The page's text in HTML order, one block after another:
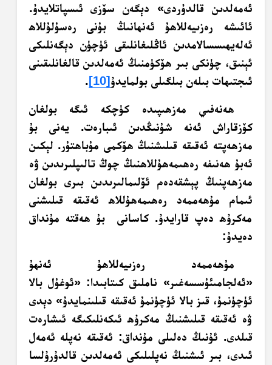
ئەمەلدىن قالدۇردى» دېگەن سۆزى ئىسپاتلايدۇ.
ئائىشە رەزىيەللاھۇ ئەنھانىڭ بۇنى رەسۇلۇللاھ
ئەلەيھىسسالامدىن ئاڭلىغانلىقى ئۈچۈن دېگەنلىكى
ئېنىق، چۈنكى بىر ھۆكۈمنىڭ ئەمەلدىن قالغانلىقىنى
ئىجتىھات بىلەن بىلگىلى بولمايدۇ [10]
.
ھەنەفىي مەزھىپىدە كۈچكە ئىگە بولغان
كۆزقاراش ئەنە شۇنىڭدىن ئىبارەت. يەنى بۇ
مەزھەپتە ئەقىقە قىلىشنىڭ ھۆكمى مۇباھتۇر. لېكىن
ئەبۇ ھەنىفە رەھىمەھۇللاھنىڭ چوڭ تالىپلىرىدىن ۋە
مەزھەپنىڭ پېشقەدەم ئۆلىمالىرىدىن بىرى بولغان
ئىمام مۇھەممەد رەھىمەھۇللاھ ئەقىقە قىلىشنى
مەكرۇھ دەپ قارايدۇ. كاسانى بۇ ھەقتە مۇنداق
دەيدۇ:
مۇھەممەد رەزىيەللاھۇ ئەنھۇ
«ئەلجامىئۇسسەغىر» ناملىق كىتابىدا: «ئوغۇل بالا
ئۈچۈنمۇ، قىز بالا ئۈچۈنمۇ ئەقىقە قىلىنمايدۇ» دېدى
ۋە ئەقىقە قىلىشنىڭ مەكرۇھ ئىكەنلىكىگە ئىشارەت
قىلدى. ئۇنىڭ دەلىلى مۇنداق: ئەقىقە نەپلە ئەمەل
ئىدى، بىر ئىشنىڭ نەپلىلىكى ئەمەلدىن قالدۇرۇلسا